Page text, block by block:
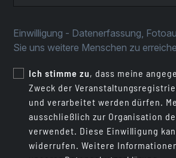
Einwilligung - Datenerfassung,
Sie uns weitere Menschen zu
Ich stimme zu, dass meine
Zweck der
und verarbeitet werden dürfen.
ausschließlich zur Organisation
verwendet. Diese Einwilligung
widerrufen. Weitere